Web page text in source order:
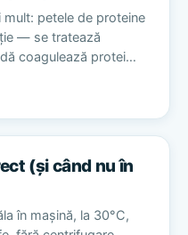
mult: petele de proteine
— se tratează
coagulează protei…
(și când nu în
în mașină, la 30°C,